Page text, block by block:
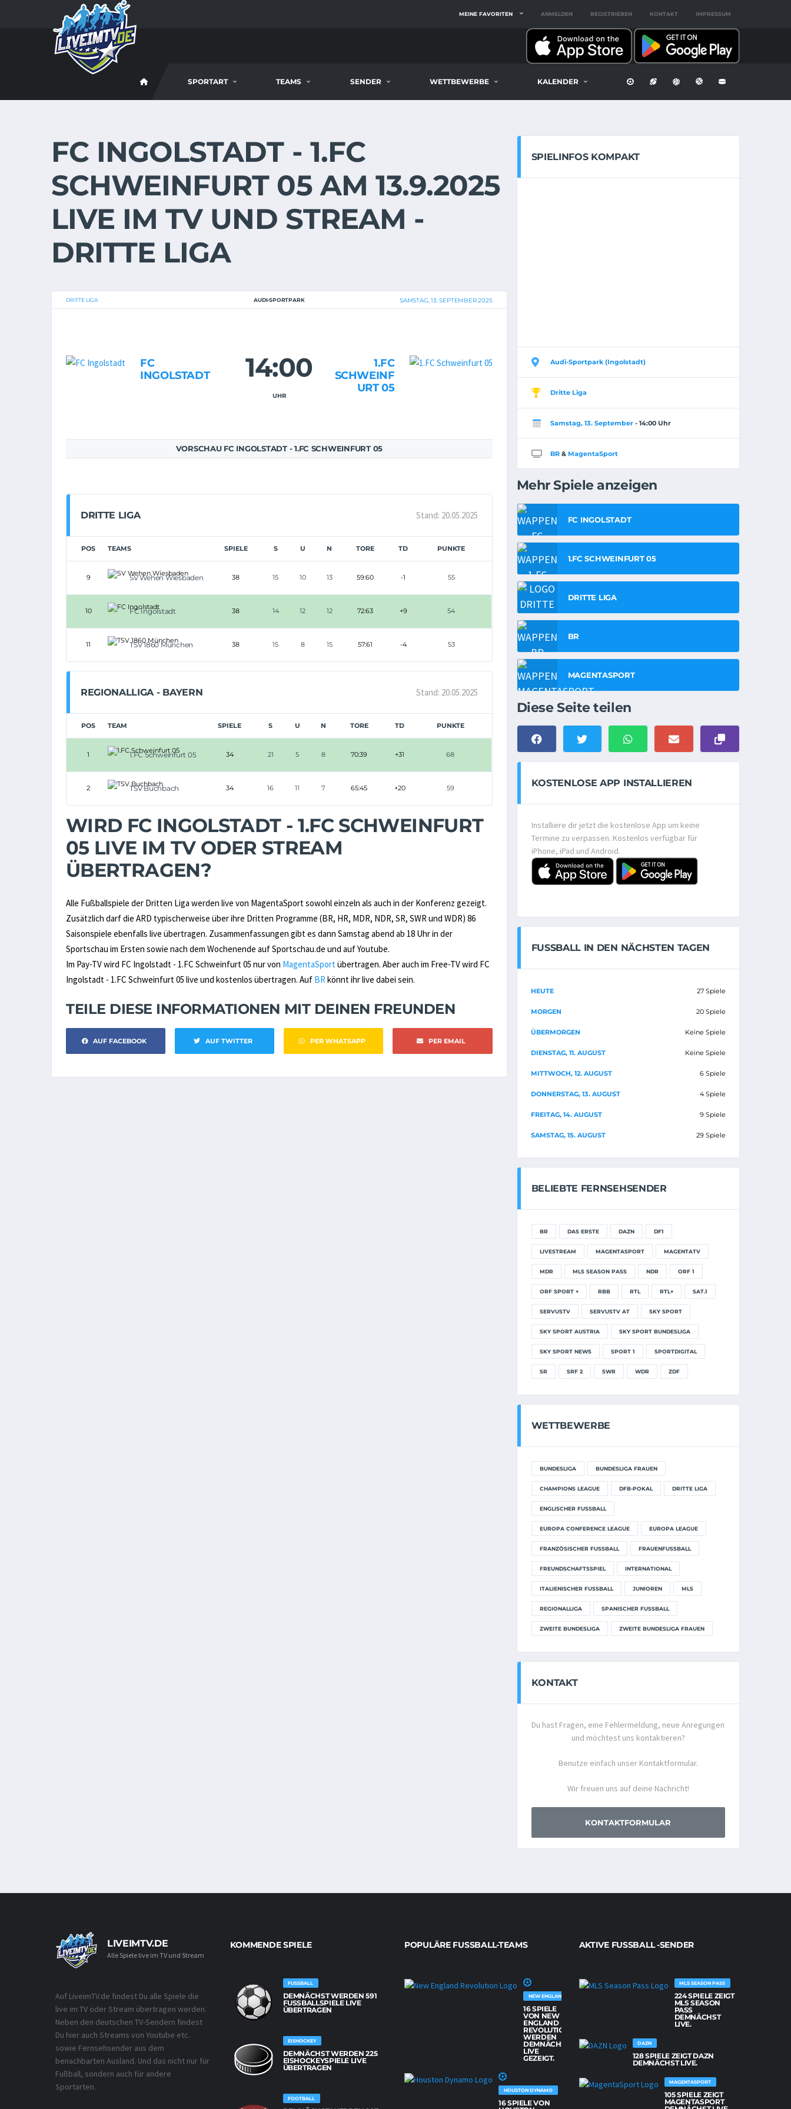
MEINE FAVORITEN ANMELDEN REGISTRIEREN KONTAKT IMPRESSUM
SPORTART TEAMS SENDER WETTBEWERBE KALENDER
FC INGOLSTADT - 1.FC
SCHWEINFURT 05 AM 13.9.2025
LIVE IM TV UND STREAM -
DRITTE LIGA
DRITTE LIGA AUDI-SPORTPARK SAMSTAG, 13. SEPTEMBER 2025
FC
INGOLSTADT
14:00
UHR
1.FC
SCHWEINF
URT 05
VORSCHAU FC INGOLSTADT - 1.FC SCHWEINFURT 05
DRITTE LIGA Stand: 20.05.2025
POS TEAMS SPIELE S U N TORE TD PUNKTE
9 SV Wehen Wiesbaden 38 15 10 13 59:60 -1 55
10 FC Ingolstadt 38 14 12 12 72:63 +9 54
11 TSV 1860 München 38 15 8 15 57:61 -4 53
REGIONALLIGA - BAYERN Stand: 20.05.2025
POS TEAM SPIELE S U N TORE TD PUNKTE
1 1.FC Schweinfurt 05 34 21 5 8 70:39 +31 68
2 TSV Buchbach 34 16 11 7 65:45 +20 59
WIRD FC INGOLSTADT - 1.FC SCHWEINFURT
05 LIVE IM TV ODER STREAM
ÜBERTRAGEN?
Alle Fußballspiele der Dritten Liga werden live von MagentaSport sowohl einzeln als auch in der Konferenz gezeigt.
Zusätzlich darf die ARD typischerweise über ihre Dritten Programme (BR, HR, MDR, NDR, SR, SWR und WDR) 86
Saisonspiele ebenfalls live übertragen. Zusammenfassungen gibt es dann Samstag abend ab 18 Uhr in der
Sportschau im Ersten sowie nach dem Wochenende auf Sportschau.de und auf Youtube.
Im Pay-TV wird FC Ingolstadt - 1.FC Schweinfurt 05 nur von MagentaSportübertragen. Aber auch im Free-TV wird FC
Ingolstadt - 1.FC Schweinfurt 05 live und kostenlos übertragen. Auf BRkönnt ihr live dabei sein.
TEILE DIESE INFORMATIONEN MIT DEINEN FREUNDEN
AUF FACEBOOK AUF TWITTER PER WHATSAPP PER EMAIL
SPIELINFOS KOMPAKT
Audi-Sportpark (Ingolstadt)
Dritte Liga
Samstag, 13. September- 14:00 Uhr
BR& MagentaSport
Mehr Spiele anzeigen
FC INGOLSTADT
1.FC SCHWEINFURT 05
DRITTE LIGA
BR
MAGENTASPORT
Diese Seite teilen
KOSTENLOSE APP INSTALLIEREN
Installiere dir jetzt die kostenlose App um keine
Termine zu verpassen. Kostenlos verfügbar für
iPhone, iPad und Android.
FUSSBALL IN DEN NÄCHSTEN TAGEN
HEUTE 27 Spiele
MORGEN 20 Spiele
ÜBERMORGEN Keine Spiele
DIENSTAG, 11. AUGUST Keine Spiele
MITTWOCH, 12. AUGUST 6 Spiele
DONNERSTAG, 13. AUGUST 4 Spiele
FREITAG, 14. AUGUST 9 Spiele
SAMSTAG, 15. AUGUST 29 Spiele
BELIEBTE FERNSEHSENDER
BR DAS ERSTE DAZN DF1
LIVESTREAM MAGENTASPORT MAGENTATV
MDR MLS SEASON PASS NDR ORF 1
ORF SPORT + RBB RTL RTL+ SAT.1
SERVUSTV SERVUSTV AT SKY SPORT
SKY SPORT AUSTRIA SKY SPORT BUNDESLIGA
SKY SPORT NEWS SPORT 1 SPORTDIGITAL
SR SRF 2 SWR WDR ZDF
WETTBEWERBE
BUNDESLIGA BUNDESLIGA FRAUEN
CHAMPIONS LEAGUE DFB-POKAL DRITTE LIGA
ENGLISCHER FUSSBALL
EUROPA CONFERENCE LEAGUE EUROPA LEAGUE
FRANZÖSISCHER FUSSBALL FRAUENFUSSBALL
FREUNDSCHAFTSSPIEL INTERNATIONAL
ITALIENISCHER FUSSBALL JUNIOREN MLS
REGIONALLIGA SPANISCHER FUSSBALL
ZWEITE BUNDESLIGA ZWEITE BUNDESLIGA FRAUEN
KONTAKT
Du hast Fragen, eine Fehlermeldung, neue Anregungen
und möchtest uns kontaktieren?
Benutze einfach unser Kontaktformular.
Wir freuen uns auf deine Nachricht!
KONTAKTFORMULAR
LIVEIMTV.DE
Alle Spiele live im TV und Stream
Auf LiveimTV.de findest Du alle Spiele die
live im TV oder Stream übertragen werden.
Neben den deutschen TV-Sendern findest
Du hier auch Streams von Youtube etc.
sowie Fernsehsender aus dem
benachbarten Ausland. Und das nicht nur für
Fußball, sondern auch für andere
Sportarten.
KOMMENDE SPIELE
FUSSBALL
DEMNÄCHST WERDEN 591
FUSSBALLSPIELE LIVE Ü
BERTRAGEN
EISHOCKEY
DEMNÄCHST WERDEN 225
EISHOCKEYSPIELE LIVE
ÜBERTRAGEN
FOOTBALL
POPULÄRE FUSSBALL-TEAMS
NEW ENGLAND REVOLUTION
16 SPIELE
VON NEW
ENGLAND
REVOLUTION
WERDEN
DEMNÄCHST
LIVE
GEZEIGT.
HOUSTON DYNAMO
16 SPIELE VON
AKTIVE FUSSBALL -SENDER
MLS SEASON PASS
224 SPIELE ZEIGT
MLS SEASON
PASS
DEMNÄCHST
LIVE.
DAZN
128 SPIELE ZEIGT DAZN
DEMNÄCHST LIVE.
MAGENTASPORT
105 SPIELE ZEIGT
MAGENTASPORT